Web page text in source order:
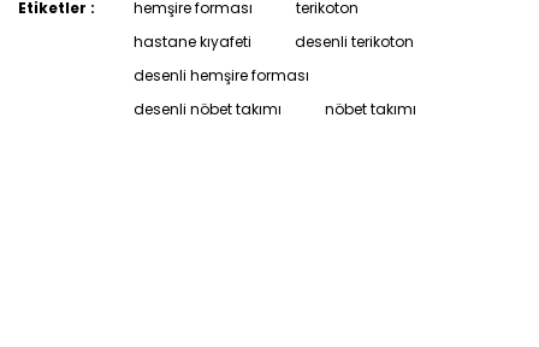
Etiketler : hemşire forması
terikoton
hastane kıyafeti
desenli terikoton
desenli hemşire forması
desenli nöbet takımı
nöbet takımı